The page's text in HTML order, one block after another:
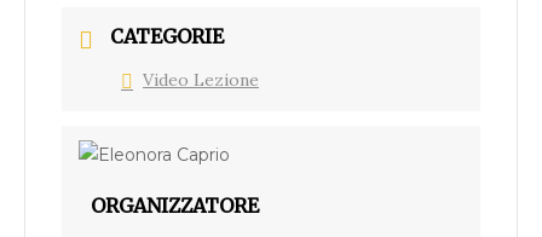
CATEGORIE
Video Lezione
ORGANIZZATORE